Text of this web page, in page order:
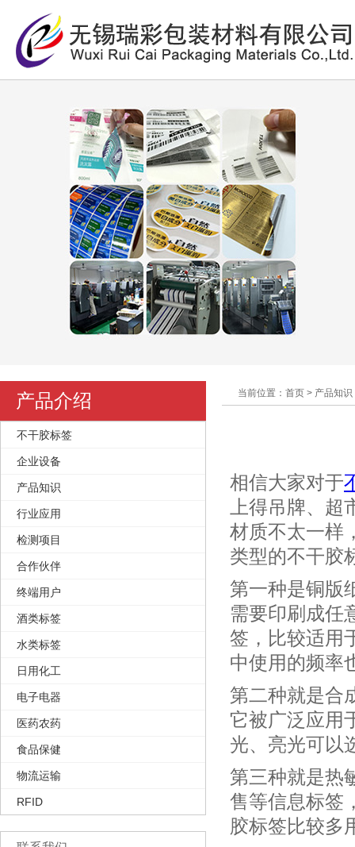
产品介绍
不干胶标签
企业设备
产品知识
行业应用
检测项目
合作伙伴
终端用户
酒类标签
水类标签
日用化工
电子电器
医药农药
食品保健
物流运输
RFID
当前位置：首页 > 产品知识
相信大家对于
上得吊牌、
材质不太一样
类型的不干胶
第一种是铜版
需要印刷成任
签，比较适用
中使用的频率
第二种就是合
它被广泛应用
光、亮光可以
第三种就是热
售等信息标签
胶标签比较多